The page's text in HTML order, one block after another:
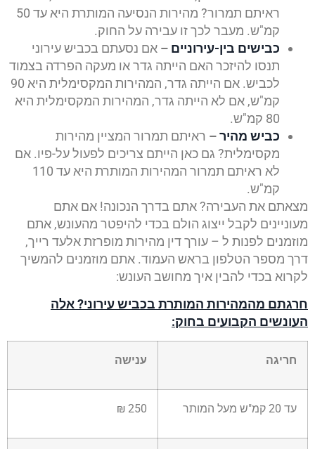
ראיתם תמרור? מהירות הנסיעה המותרת היא עד 50
קמ"ש. מעבר לכך זו עבירה על החוק.
כבישים בין-עירוניים – אם נסעתם בכביש עירוני
תנסו להיזכר האם הייתה גדר או מעקה הפרדה בצמוד
לכביש. אם הייתה גדר, המהירות המקסימלית היא 90
קמ"ש, אם לא הייתה גדר, המהירות המקסימלית היא
80 קמ"ש.
כביש מהיר– ראיתם תמרור המציין מהירות
מקסימלית? גם כאן הייתם צריכים לפעול על-פיו. אם
לא ראיתם תמרור המהירות המותרת היא עד 110
קמ"ש.
מצאתם את העבירה? אתם בדרך הנכונה! אם אתם
מעוניינים לקבל ייצוג הולם בכדי להיפטר מהעונש, אתם
מוזמנים לפנות ל – עורך דין מהירות מופרזת אלעד רייך,
דרך מספר הטלפון בראש העמוד. אתם מוזמנים להמשיך
לקרוא בכדי להבין איך מחושב העונש:
חרגתם מהמהירות המותרת בכביש עירוני? אלה
העונשים הקבועים בחוק:
חריגה ענישה
עד 20 קמ"ש מעל המותר 250 ₪